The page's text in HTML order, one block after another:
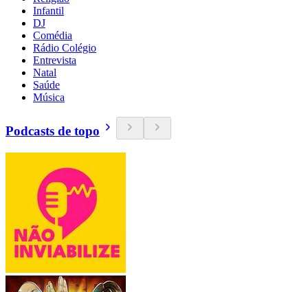
Infantil
DJ
Comédia
Rádio Colégio
Entrevista
Natal
Saúde
Música
Podcasts de topo